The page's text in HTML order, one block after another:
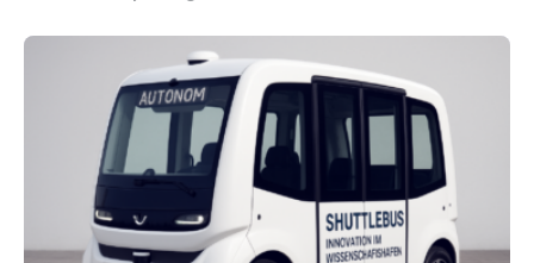
das Fraunhofer Institut für Integrierte Schaltungen IIS
die kommunikationstechnische Umsetzung erforscht,
untersucht das IPH – Institut für Integrierte Produktion
Hannover gGmbH anhand von
Materialflusssimulationen, ob die dezentrale Steuerung
effizienter ist als die zentrale Steuerung. Dafür sucht
das IPH noch Unternehmen, die Interesse daran haben,
am realen Beispiel ihrer Fabrik…